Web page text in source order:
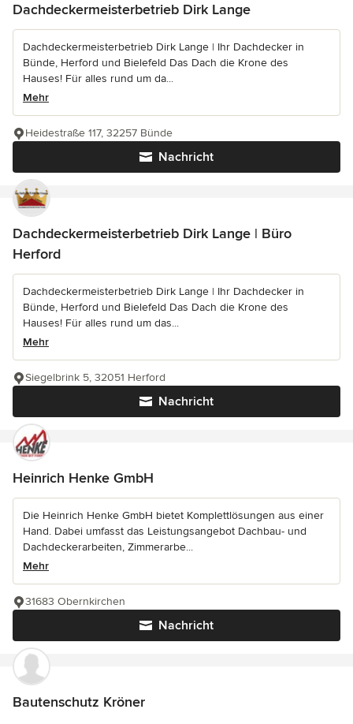
Dachdeckermeisterbetrieb Dirk Lange
Dachdeckermeisterbetrieb Dirk Lange | Ihr Dachdecker in
Bünde, Herford und Bielefeld Das Dach die Krone des
Hauses! Für alles rund um da...
Mehr
Nachricht
Heidestraße 117, 32257 Bünde
Dachdeckermeisterbetrieb Dirk Lange | Büro
Herford
Dachdeckermeisterbetrieb Dirk Lange | Ihr Dachdecker in
Bünde, Herford und Bielefeld Das Dach die Krone des
Hauses! Für alles rund um das...
Mehr
Nachricht
Siegelbrink 5, 32051 Herford
Heinrich Henke GmbH
Die Heinrich Henke GmbH bietet Komplettlösungen aus einer
Hand. Dabei umfasst das Leistungsangebot Dachbau- und
Dachdeckerarbeiten, Zimmerarbe...
Mehr
Nachricht
31683 Obernkirchen
Bautenschutz Kröner